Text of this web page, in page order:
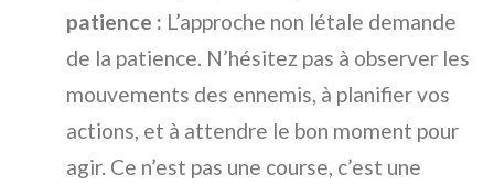
patience : L’approche non létale demande
de la patience. N’hésitez pas à observer les
mouvements des ennemis, à planifier vos
actions, et à attendre le bon moment pour
agir. Ce n’est pas une course, c’est une